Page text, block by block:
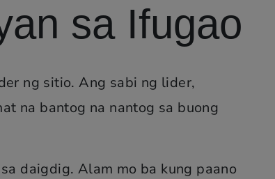
sa Ifugao
ng sitio. Ang sabi ng lider,
na bantog na nantog sa buong
daigdig. Alam mo ba kung paano